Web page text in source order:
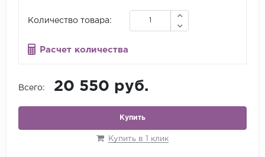
Количество товара:
Расчет количества
Всего: 20 550 руб.
Купить
Купить в 1 клик